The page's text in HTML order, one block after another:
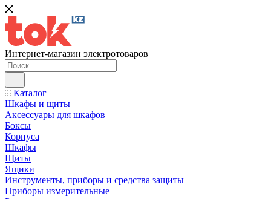
Интернет-магазин электротоваров
Каталог
Шкафы и щиты
Аксессуары для шкафов
Боксы
Корпуса
Шкафы
Щиты
Ящики
Инструменты, приборы и средства защиты
Приборы измерительные